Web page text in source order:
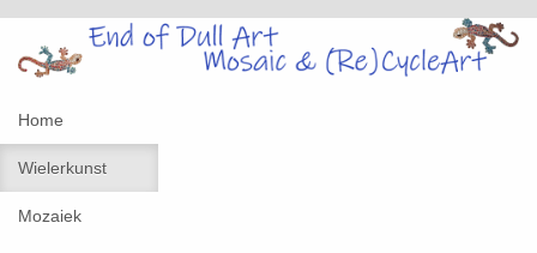
Home
Wielerkunst
Mozaiek